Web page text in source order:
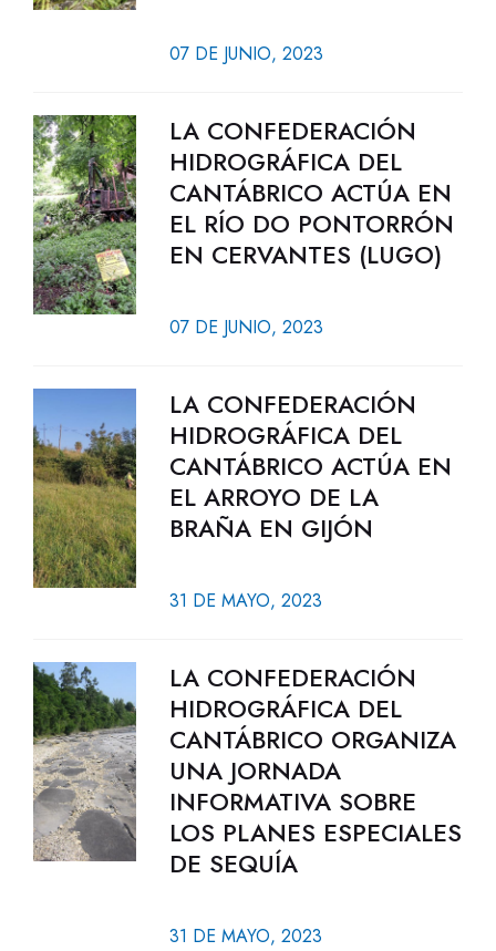
07 DE JUNIO, 2023
LA CONFEDERACIÓN
HIDROGRÁFICA DEL
CANTÁBRICO ACTÚA EN
EL RÍO DO PONTORRÓN
EN CERVANTES (LUGO)
07 DE JUNIO, 2023
LA CONFEDERACIÓN
HIDROGRÁFICA DEL
CANTÁBRICO ACTÚA EN
EL ARROYO DE LA
BRAÑA EN GIJÓN
31 DE MAYO, 2023
LA CONFEDERACIÓN
HIDROGRÁFICA DEL
CANTÁBRICO ORGANIZA
UNA JORNADA
INFORMATIVA SOBRE
LOS PLANES ESPECIALES
DE SEQUÍA
31 DE MAYO, 2023